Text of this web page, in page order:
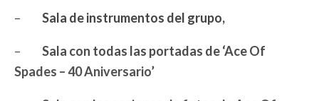
– Sala de instrumentos del grupo,
– Sala con todas las portadas de ‘Ace Of
Spades – 40 Aniversario’